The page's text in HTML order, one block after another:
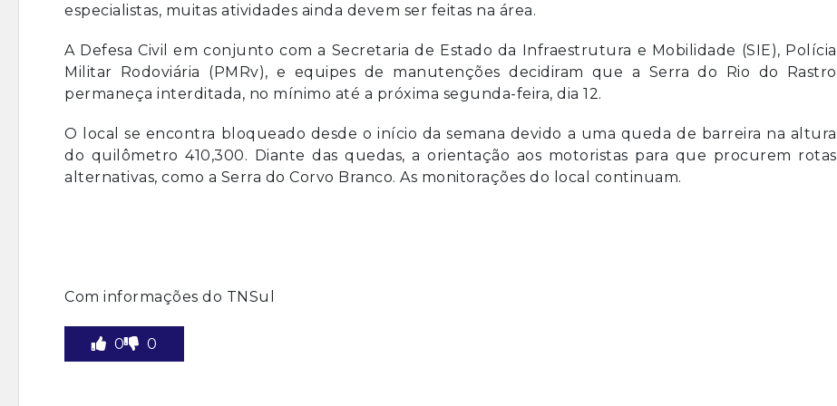
especialistas, muitas atividades ainda devem ser feitas na área.
A Defesa Civil em conjunto com a Secretaria de Estado da Infraestrutura e Mobilidade (SIE), Polícia
Militar Rodoviária (PMRv), e equipes de manutenções decidiram que a Serra do Rio do Rastro
permaneça interditada, no mínimo até a próxima segunda-feira, dia 12.
O local se encontra bloqueado desde o início da semana devido a uma queda de barreira na altura
do quilômetro 410,300. Diante das quedas, a orientação aos motoristas para que procurem rotas
alternativas, como a Serra do Corvo Branco. As monitorações do local continuam.
Com informações do TNSul
0 0